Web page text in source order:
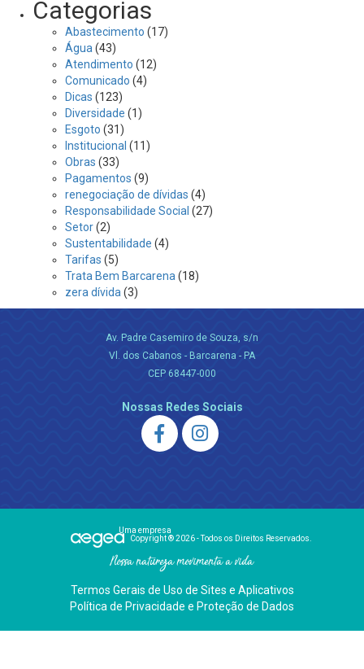
Categorias
Abastecimento (17)
Água (43)
Atendimento (12)
Comunicado (4)
Dicas (123)
Diversidade (1)
Esgoto (31)
Institucional (11)
Obras (33)
Pagamentos (9)
renegociação de dívidas (4)
Responsabilidade Social (27)
Setor(2)
Sustentabilidade (4)
Tarifas (5)
Trata Bem Barcarena (18)
zera dívida (3)
Av. Padre Casemiro de Souza, s/n
Vl. dos Cabanos - Barcarena - PA
CEP 68447-000
Nossas Redes Sociais
Uma empresa
Copyright ® 2026 - Todos os Direitos Reservados.
Nossa natureza movimenta a vida
Termos Gerais de Uso de Sites e Aplicativos
Política de Privacidade e Proteção de Dados